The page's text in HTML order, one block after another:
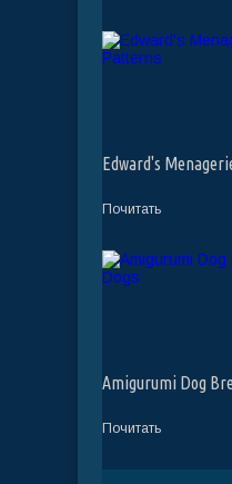
Edward's
Почитать
Amigurumi Dog
Почитать